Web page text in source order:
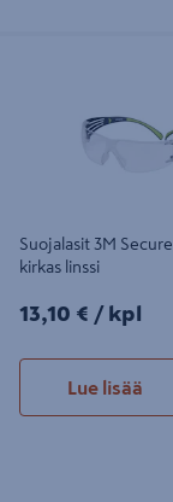
Suojalasit 3M
kirkas linssi
13,10€/kpl
13,10 € / kpl
Lue lisää